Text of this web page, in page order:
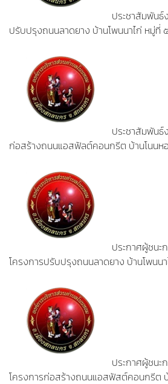
ประชาสัมพันธ์
ปรับปรุงถนนลาดยาง บ้านโพนนาไก่ หมู่ที่
ประชาสัมพันธ์
ก่อสร้างถนนแอสฟัลต์คอนกรีต บ้านโนนห
ประกาศผู้ชนะ
โครงการปรับปรุงถนนลาดยาง บ้านโพนน
ประกาศผู้ชนะ
โครงการก่อสร้างถนนแอสฟัสต์คอนกรีต